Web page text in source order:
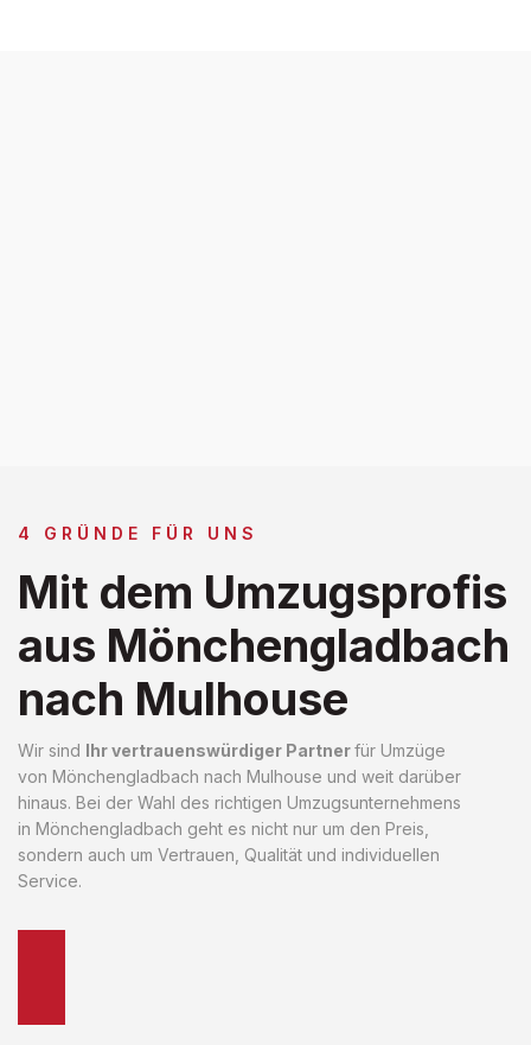
4 GRÜNDE FÜR UNS
Mit dem Umzugsprofis
aus Mönchengladbach
nach Mulhouse
Wir sind Ihr vertrauenswürdiger Partnerfür Umzüge
von Mönchengladbach nach Mulhouse und weit darüber
hinaus. Bei der Wahl des richtigen Umzugsunternehmens
in Mönchengladbach geht es nicht nur um den Preis,
sondern auch um Vertrauen, Qualität und individuellen
Service.